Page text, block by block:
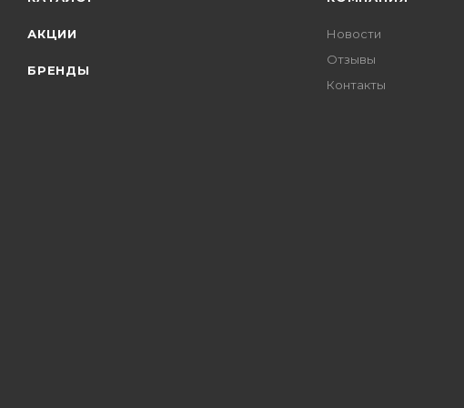
АКЦИИ
БРЕНДЫ
Новости
Отзывы
Контакты